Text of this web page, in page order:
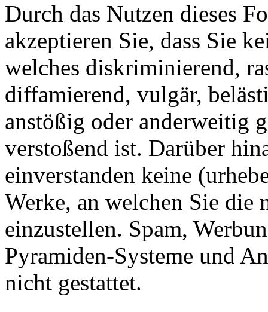
Durch das Nutzen dieses
akzeptieren Sie, dass Sie
welches diskriminierend,
diffamierend, vulgär,
anstößig oder anderweitig
verstoßend ist. Darüber
einverstanden keine
Werke, an welchen Sie die
einzustellen. Spam,
Pyramiden-Systeme und
nicht gestattet.